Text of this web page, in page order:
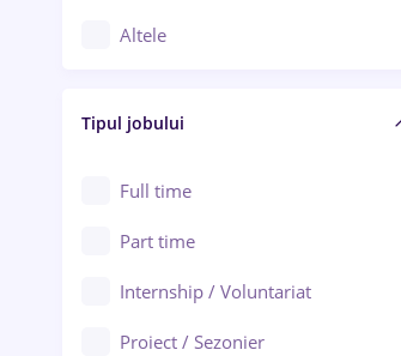
Arad
Baia Mare
Bârlad
Altele
Asigurări
Au pair / Babysitter / Curățenie
Audit / Consultanță
Auto / Echipamente
Automatizări
Tipul jobului
Full time
Part time
Internship / Voluntariat
Proiect / Sezonier